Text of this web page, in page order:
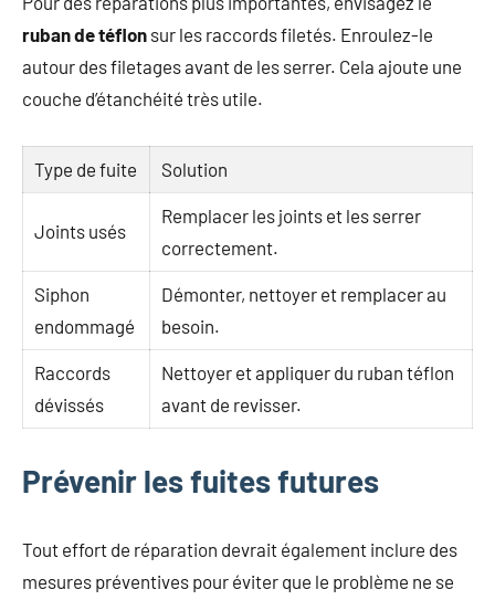
ruban de téflon sur les raccords filetés. Enroulez-le
autour des filetages avant de les serrer. Cela ajoute une
couche d’étanchéité très utile.
Type de fuite Solution
Joints usés
Remplacer les joints et les serrer
correctement.
Siphon
endommagé
Démonter, nettoyer et remplacer au
besoin.
Raccords
dévissés
Nettoyer et appliquer du ruban téflon
avant de revisser.
Prévenir les fuites futures
Tout effort de réparation devrait également inclure des
mesures préventives pour éviter que le problème ne se